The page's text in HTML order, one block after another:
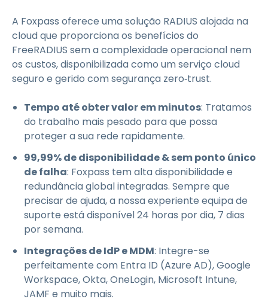
A Foxpass oferece uma solução RADIUS alojada na
cloud que proporciona os benefícios do
FreeRADIUS sem a complexidade operacional nem
os custos, disponibilizada como um serviço cloud
seguro e gerido com segurança zero‑trust.
Tempo até obter valor em minutos: Tratamos
do trabalho mais pesado para que possa
proteger a sua rede rapidamente.
99,99% de disponibilidade & sem ponto único
de falha: Foxpass tem alta disponibilidade e
redundância global integradas. Sempre que
precisar de ajuda, a nossa experiente equipa de
suporte está disponível 24 horas por dia, 7 dias
por semana.
Integrações de IdP e MDM: Integre-se
perfeitamente com Entra ID (Azure AD), Google
Workspace, Okta, OneLogin, Microsoft Intune,
JAMF e muito mais.